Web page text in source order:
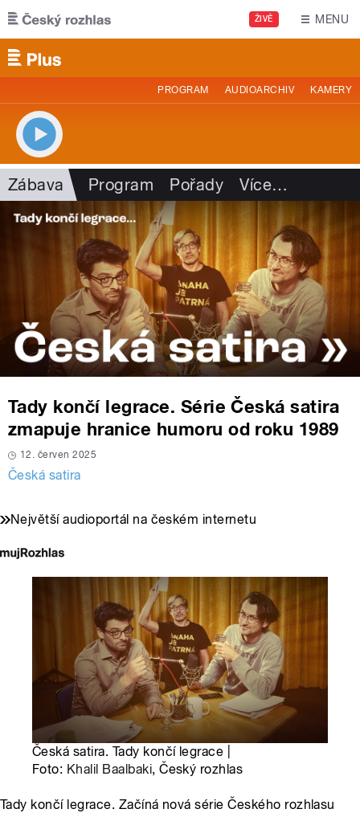
Přejít k hlavnímu obsahu
ŽIVĚ MENU
PROGRAM AUDIOARCHIV KAMERY
Zábava Program Pořady Více…
Tady končí legrace. Série Česká satira
zmapuje hranice humoru od roku 1989
12. červen 2025
Česká satira
Největší audioportál na českém internetu
Česká satira. Tady končí legrace |
Foto: Khalil Baalbaki, Český rozhlas
Tady končí legrace. Začíná nová série Českého rozhlasu